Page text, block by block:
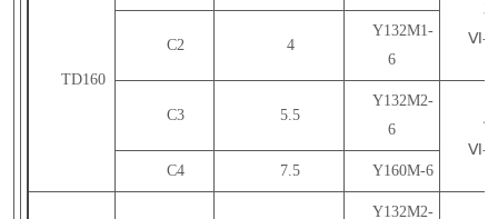
TD160
Ⅵ-
C2 4
Y132M1-
6
C3 5.5
Y132M2-
6
Ⅵ-
C4
7.5 Y160M-6
Y132M2-